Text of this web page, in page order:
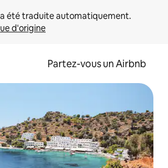
d'origine
Partez-vous un Airbnb